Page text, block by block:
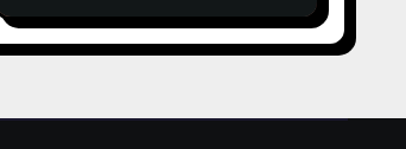
Tegaskan City Tak Bisa
Bergantung pada VAR